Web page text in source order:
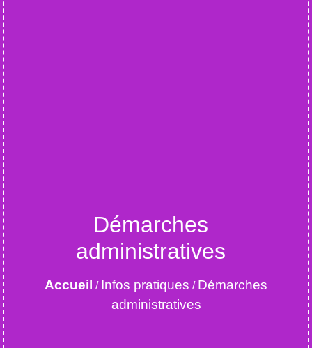
Démarches
administratives
Accueil / Infos pratiques / Démarches
administratives